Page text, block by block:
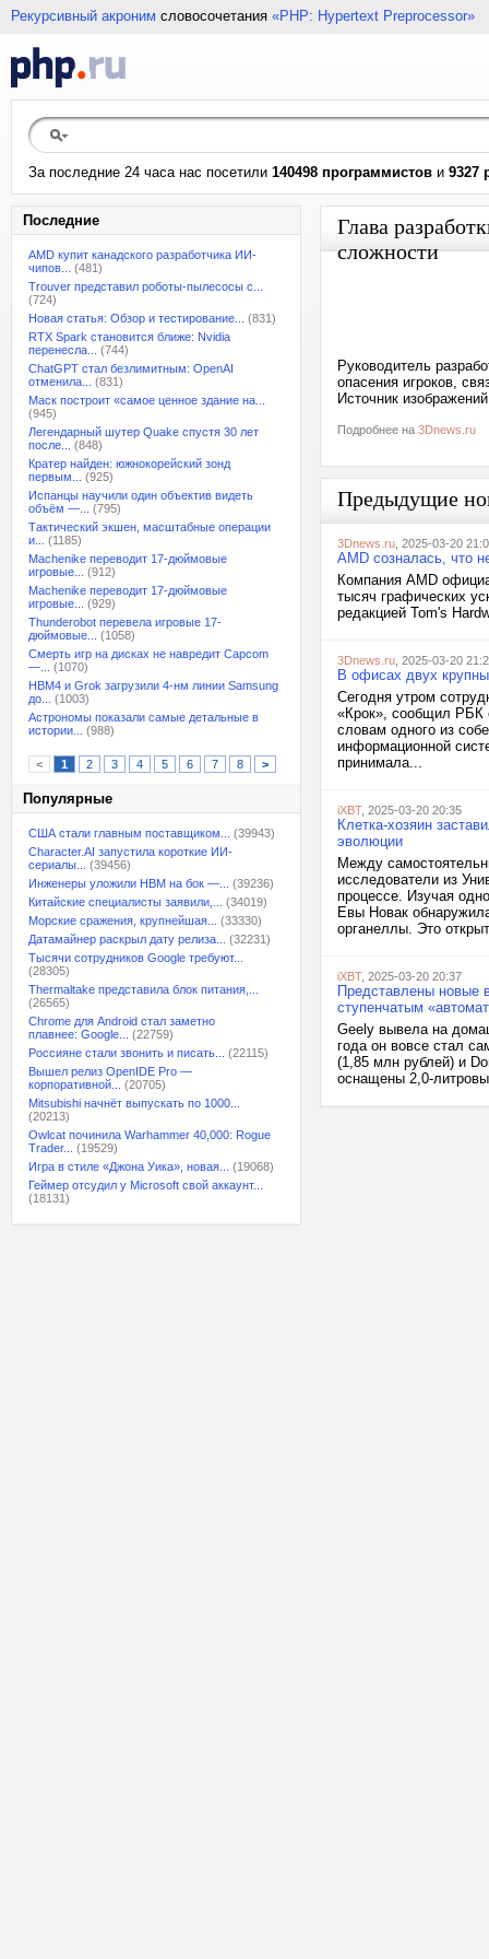
Рекурсивный акроним словосочетания «PHP: Hypertext Preprocessor»
За последние 24 часа нас посетили 140498 программистов и 9327
Последние
AMD купит канадского разработчика ИИ-
чипов...
(481)
Trouver представил роботы-пылесосы с...
(724)
Новая статья: Обзор и тестирование...
(831)
RTX Spark становится ближе: Nvidia
перенесла...
(744)
ChatGPT стал безлимитным: OpenAI
отменила...
(831)
Маск построит «самое ценное здание на...
(945)
Легендарный шутер Quake спустя 30 лет
после...
(848)
Кратер найден: южнокорейский зонд
первым...
(925)
Испанцы научили один объектив видеть
объём —...
(795)
Тактический экшен, масштабные операции
и...
(1185)
Machenike переводит 17-дюймовые
игровые...
(912)
Machenike переводит 17-дюймовые
игровые...
(929)
Thunderobot перевела игровые 17-
дюймовые...
(1058)
Смерть игр на дисках не навредит Capcom
—...
(1070)
HBM4 и Grok загрузили 4-нм линии Samsung
до...
(1003)
Астрономы показали самые детальные в
истории...
(988)
< 1 2 3 4 5 6 7 8 >
Популярные
США стали главным поставщиком...
(39943)
Character.AI запустила короткие ИИ-
сериалы...
(39456)
Инженеры уложили HBM на бок —...
(39236)
Китайские специалисты заявили,...
(34019)
Морские сражения, крупнейшая...
(33330)
Датамайнер раскрыл дату релиза...
(32231)
Тысячи сотрудников Google требуют...
(28305)
Thermaltake представила блок питания,...
(26565)
Chrome для Android стал заметно
плавнее: Google...
(22759)
Россияне стали звонить и писать...
(22115)
Вышел релиз OpenIDE Pro —
корпоративной...
(20705)
Mitsubishi начнёт выпускать по 1000...
(20213)
Owlcat починила Warhammer 40,000: Rogue
Trader...
(19529)
Игра в стиле «Джона Уика», новая...
(19068)
Геймер отсудил у Microsoft свой аккаунт...
(18131)
Глава
сложности
Руководитель
опасения игроков,
Источник
Подробнее на 3Dnews.ru
Предыдущие
3Dnews.ru , 2025-03-20
AMD созналась, что
Компания AMD
тысяч графических
редакцией Tom's
3Dnews.ru , 2025-03-20
В офисах двух
Сегодня утром
«Крок», сообщил РБК
словам одного из
информационной
принимала...
iXBT, 2025-03-20 20:35
Клетка-хозяин
эволюции
Между
исследователи из
процессе. Изучая
Евы Новак
органеллы. Это
iXBT, 2025-03-20 20:37
Представлены новые
ступенчатым
Geely вывела на
года он вовсе стал
(1,85 млн рублей) и
оснащены 2,0-